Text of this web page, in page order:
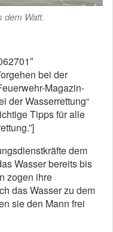
dem Watt.
bei der
Magazin-
der Wasserrettung“
Tipps für alle
dem
Wasser bereits bis
zogen ihre
das Wasser zu dem
sie den Mann frei